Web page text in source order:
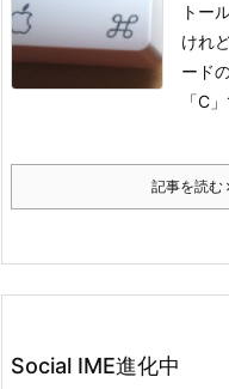
トー
けれ
ード
「C
記事を読む
Social IME進化中